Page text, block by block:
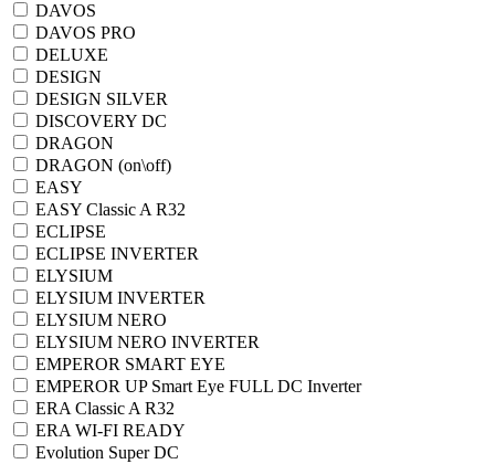
DAVOS
DAVOS PRO
DELUXE
DESIGN
DESIGN SILVER
DISCOVERY DC
DRAGON
DRAGON (on\off)
EASY
EASY Classic A R32
ECLIPSE
ECLIPSE INVERTER
ELYSIUM
ELYSIUM INVERTER
ELYSIUM NERO
ELYSIUM NERO INVERTER
EMPEROR SMART EYE
EMPEROR UP Smart Eye FULL DC Inverter
ERA Classic A R32
ERA WI-FI READY
Evolution Super DC